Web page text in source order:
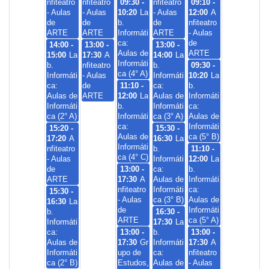
09:30 -
10:20 La
b.
Informáti
ca:
Aulas de
Informáti
ca (4° A)
11:10 -
12:00 La
b.
Informáti
ca:
Aulas de
Informáti
ca (4° C)
09:30 -
10:20 La
b.
Informáti
ca:
Aulas de
Informáti
ca (5° B)
11:10 -
12:00 La
b.
Informáti
ca:
Aulas de
Informáti
ca (5° A)
14:00 -
15:00 La
b.
Informáti
ca:
Aulas de
Informáti
ca (2° A)
15:30 -
16:30 La
b.
Informáti
ca:
Aulas de
Informáti
ca (2° B)
13:00 -
14:00 La
b.
Informáti
ca:
Aulas de
Informáti
ca (3° A)
15:30 -
16:30 La
b.
Informáti
ca:
Aulas de
Informáti
ca (3° B)
16:30 -
17:30 La
b.
Informáti
ca:
Aulas de
nfiteatro
- Aulas
de
ARTE
nfiteatro
- Aulas
de
ARTE
09:10 -
12:00 A
nfiteatro
- Aulas
de
ARTE
15:20 -
17:20 A
nfiteatro
- Aulas
de
ARTE
13:00 -
17:30 A
nfiteatro
- Aulas
de
ARTE
13:00 -
17:30 A
nfiteatro
- Aulas
de
ARTE
nfiteatro
- Aulas
de
ARTE
13:00 -
17:30 A
nfiteatro
- Aulas
13:00 -
17:30 Gr
upo de
Estudos,